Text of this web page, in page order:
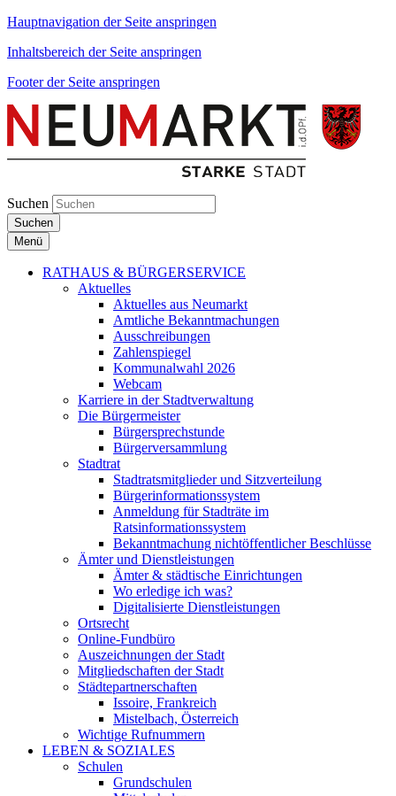
Hauptnavigation der Seite anspringen
Inhaltsbereich der Seite anspringen
Footer der Seite anspringen
Suchen
Suchen
Menü
RATHAUS & BÜRGERSERVICE
Aktuelles
Aktuelles aus Neumarkt
Amtliche Bekanntmachungen
Ausschreibungen
Zahlenspiegel
Kommunalwahl 2026
Webcam
Karriere in der Stadtverwaltung
Die Bürgermeister
Bürgersprechstunde
Bürgerversammlung
Stadtrat
Stadtratsmitglieder und Sitzverteilung
Bürgerinformationssystem
Anmeldung für Stadträte im
Ratsinformationssystem
Bekanntmachung nichtöffentlicher Beschlüsse
Ämter und Dienstleistungen
Ämter & städtische Einrichtungen
Wo erledige ich was?
Digitalisierte Dienstleistungen
Ortsrecht
Online-Fundbüro
Auszeichnungen der Stadt
Mitgliedschaften der Stadt
Städtepartnerschaften
Issoire, Frankreich
Mistelbach, Österreich
Wichtige Rufnummern
LEBEN & SOZIALES
Schulen
Grundschulen